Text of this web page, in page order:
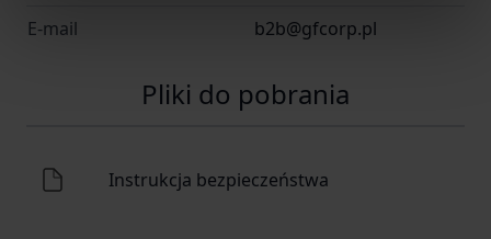
E-mail
b2b@gfcorp.pl
Pliki do pobrania
Instrukcja bezpieczeństwa